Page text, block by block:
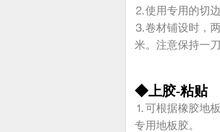
⒉使用专用的切
⒊卷材铺设时，
米。注意保持一
◆上胶-粘贴
⒈可根据橡胶地
专用地板胶。